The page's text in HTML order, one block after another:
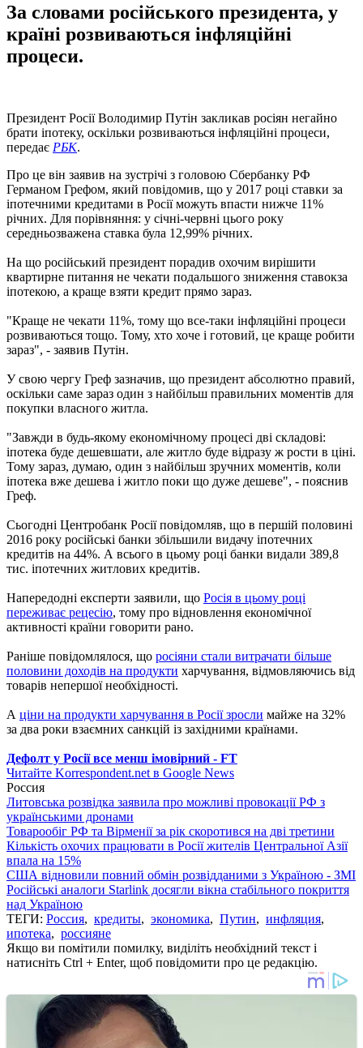
За словами російського президента, у
країні розвиваються інфляційні
процеси.
Президент Росії Володимир Путін закликав росіян негайно
брати іпотеку, оскільки розвиваються інфляційні процеси,
передає РБК.
Про це він заявив на зустрічі з головою Сбербанку РФ
Германом Грефом, який повідомив, що у 2017 році ставки за
іпотечними кредитами в Росії можуть впасти нижче 11%
річних. Для порівняння: у січні-червні цього року
середньозважена ставка була 12,99% річних.
На що російський президент порадив охочим вирішити
квартирне питання не чекати подальшого зниження ставокза
іпотекою, а краще взяти кредит прямо зараз.
"Краще не чекати 11%, тому що все-таки інфляційні процеси
розвиваються тощо. Тому, хто хоче і готовий, це краще робити
зараз", - заявив Путін.
У свою чергу Греф зазначив, що президент абсолютно правий,
оскільки саме зараз один з найбільш правильних моментів для
покупки власного житла.
"Завжди в будь-якому економічному процесі дві складові:
іпотека буде дешевшати, але житло буде відразу ж рости в ціні.
Тому зараз, думаю, один з найбільш зручних моментів, коли
іпотека вже дешева і житло поки що дуже дешеве", - пояснив
Греф.
Сьогодні Центробанк Росії повідомляв, що в першій половині
2016 року російські банки збільшили видачу іпотечних
кредитів на 44%. А всього в цьому році банки видали 389,8
тис. іпотечних житлових кредитів.
Напередодні експерти заявили, що Росія в цьому році
переживає рецесію, тому про відновлення економічної
активності країни говорити рано.
Раніше повідомлялося, що росіяни стали витрачати більше
половини доходів на продукти харчування, відмовляючись від
товарів непершої необхідності.
А ціни на продукти харчування в Росії зросли майже на 32%
за два роки взаємних санкцій із західними країнами.
Дефолт у Росії все менш імовірний - FT
Читайте Korrespondent.net в Google News
Россия
Литовська розвідка заявила про можливі провокації РФ з
українськими дронами
Товарообіг РФ та Вірменії за рік скоротився на дві третини
Кількість охочих працювати в Росії жителів Центральної Азії
впала на 15%
США відновили повний обмін розвідданими з Україною - ЗМІ
Російські аналоги Starlink досягли вікна стабільного покриття
над Україною
ТЕГИ: Россия, кредиты, экономика, Путин, инфляция,
ипотека, россияне
Якщо ви помітили помилку, виділіть необхідний текст і
натисніть Ctrl + Enter, щоб повідомити про це редакцію.